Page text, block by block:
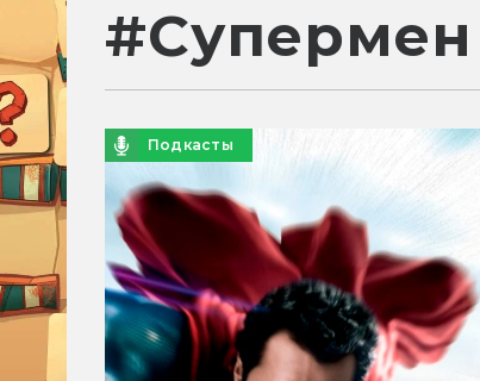
#Супермен
Подкасты